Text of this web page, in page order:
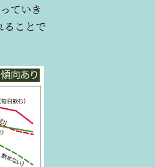
ていき
ることで